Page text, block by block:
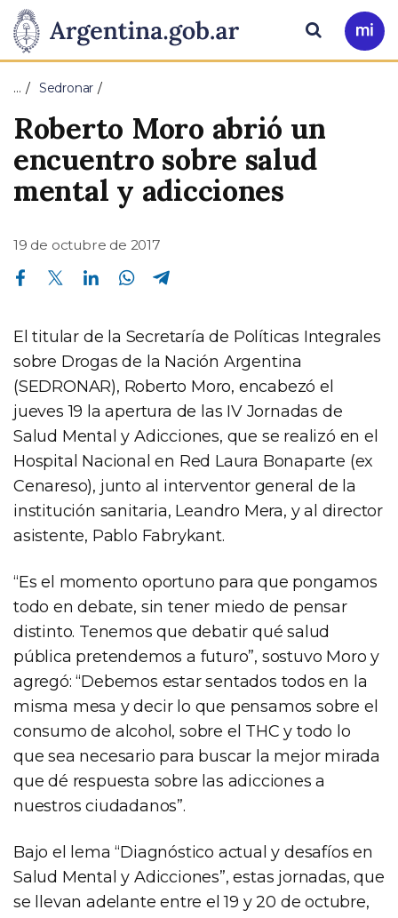
Presidencia
de
la
Nación
Pasar al contenido principal
Ir
a
Buscar
… Sedronar
Roberto Moro abrió un
encuentro sobre salud
mental y adicciones
19 de octubre de 2017
Compartir en Facebook Compartir en Twitter Compartir en Linkedin Compartir en Whatsapp
El titular de la Secretaría de Políticas Integrales
sobre Drogas de la Nación Argentina
(SEDRONAR), Roberto Moro, encabezó el
jueves 19 la apertura de las IV Jornadas de
Salud Mental y Adicciones, que se realizó en el
Hospital Nacional en Red Laura Bonaparte (ex
Cenareso), junto al interventor general de la
institución sanitaria, Leandro Mera, y al director
asistente, Pablo Fabrykant.
“Es el momento oportuno para que pongamos
todo en debate, sin tener miedo de pensar
distinto. Tenemos que debatir qué salud
pública pretendemos a futuro”, sostuvo Moro y
agregó: “Debemos estar sentados todos en la
misma mesa y decir lo que pensamos sobre el
consumo de alcohol, sobre el THC y todo lo
que sea necesario para buscar la mejor mirada
que dé respuesta sobre las adicciones a
nuestros ciudadanos”.
Bajo el lema “Diagnóstico actual y desafíos en
Salud Mental y Adicciones”, estas jornadas, que
se llevan adelante entre el 19 y 20 de octubre,